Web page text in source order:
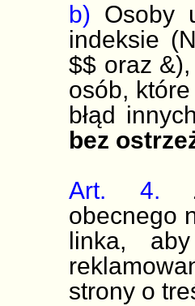
b) Osoby
indeksie
$$ oraz
osób,
błąd
bez
Art. 4.
obecnego
linka,
strony o